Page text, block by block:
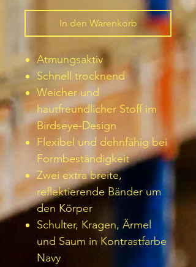
In den Warenkorb
Atmungsaktiv
Schnell trocknend
Weicher und
hautfreundlicher Stoff im
Birdseye-Design
Flexibel und dehnfähig bei
Formbeständigkeit
Zwei extra breite,
reflektierende Bänder um
den Körper
Schulter, Kragen, Ärmel
und Saum in Kontrastfarbe
Navy